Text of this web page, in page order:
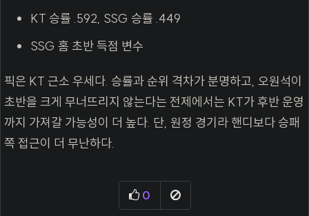
KT 승률 .592, SSG 승률 .449
SSG 홈 초반 득점 변수
픽은 KT 근소 우세다. 승률과 순위 격차가 분명하고, 오원석이
초반을 크게 무너뜨리지 않는다는 전제에서는 KT가 후반 운영
까지 가져갈 가능성이 더 높다. 단, 원정 경기라 핸디보다 승패
쪽 접근이 더 무난하다.
0추천 신고